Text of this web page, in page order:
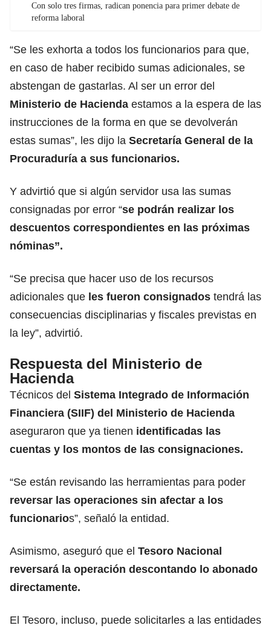
Con solo tres firmas, radican ponencia para primer debate de
reforma laboral
“Se les exhorta a todos los funcionarios para que,
en caso de haber recibido sumas adicionales, se
abstengan de gastarlas. Al ser un error del
Ministerio de Hacienda estamos a la espera de las
instrucciones de la forma en que se devolverán
estas sumas”, les dijo la Secretaría General de la
Procuraduría a sus funcionarios.
Y advirtió que si algún servidor usa las sumas
consignadas por error “se podrán realizar los
descuentos correspondientes en las próximas
nóminas”.
“Se precisa que hacer uso de los recursos
adicionales que les fueron consignados tendrá las
consecuencias disciplinarias y fiscales previstas en
la ley”, advirtió.
Respuesta del Ministerio de
Hacienda
Técnicos del Sistema Integrado de Información
Financiera (SIIF) del Ministerio de Hacienda
aseguraron que ya tienen identificadas las
cuentas y los montos de las consignaciones.
“Se están revisando las herramientas para poder
reversar las operaciones sin afectar a los
funcionarios”, señaló la entidad.
Asimismo, aseguró que el Tesoro Nacional
reversará la operación descontando lo abonado
directamente.
El Tesoro, incluso, puede solicitarles a las entidades